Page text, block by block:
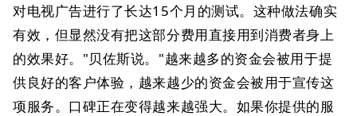
对电视广告进行了长达15个月的测试。这种做法确实
有效，但显然没有把这部分费用直接用到消费者身上
的效果好。"贝佐斯说。"越来越多的资金会被用于提
供良好的客户体验，越来越少的资金会被用于宣传这
项服务。口碑正在变得越来越强大。如果你提供的服